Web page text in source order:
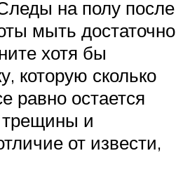
на полу после
мыть достаточно
хотя бы
которую сколько
равно остается
и
от извести,